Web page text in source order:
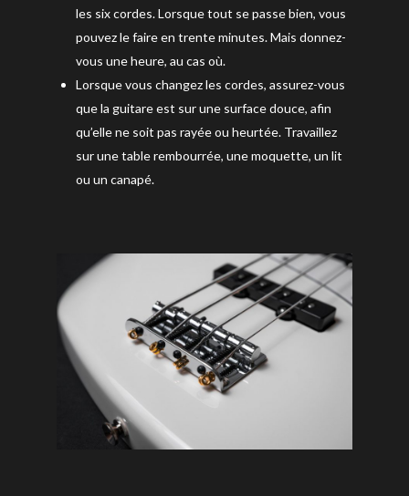
les six cordes. Lorsque tout se passe bien, vous
pouvez le faire en trente minutes. Mais donnez-
vous une heure, au cas où.
Lorsque vous changez les cordes, assurez-vous
que la guitare est sur une surface douce, afin
qu’elle ne soit pas rayée ou heurtée. Travaillez
sur une table rembourrée, une moquette, un lit
ou un canapé.